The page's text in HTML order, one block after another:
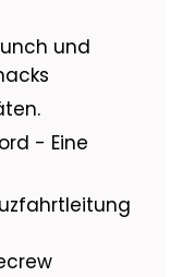
und
- Eine